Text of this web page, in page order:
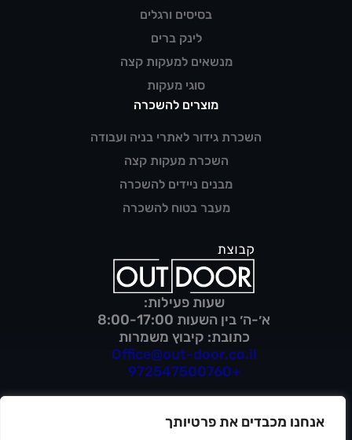
אנחנו מכבדים את פרטיותך
שעות פעילות:
א׳-ה׳ בין השעות 8:00-17:00
כתובת: קיבוץ משמרות
Office@out-door.co.il
+972547500760
בסיסים ורגלים
לינק ברים
מנשאים למעקות קצה
סוגי מעקות
מוצרים להשכרה
השכרת גידור לאתרי בניה ועבודה
השכרת מעקות קצה
מבנים ניידים להשכרה
מעבר בטוח להשכרה